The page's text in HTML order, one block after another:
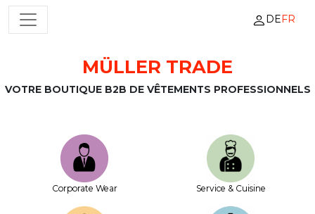
Passer au contenu
NAVIGATION PRINCIPALE DEFR
MÜLLER TRADE
VOTRE BOUTIQUE B2B DE VÊTEMENTS PROFESSIONNELS
Corporate Wear Service & Cuisine